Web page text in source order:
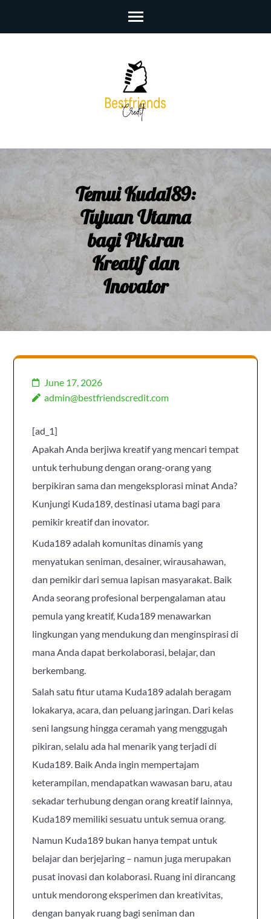
Temui Kuda189:
Tujuan Utama
bagi Pikiran
Kreatif dan
Inovator
June 17, 2026
admin@bestfriendscredit.com
[ad_1]
Apakah Anda berjiwa kreatif yang mencari tempat
untuk terhubung dengan orang-orang yang
berpikiran sama dan mengeksplorasi minat Anda?
Kunjungi Kuda189, destinasi utama bagi para
pemikir kreatif dan inovator.
Kuda189 adalah komunitas dinamis yang
menyatukan seniman, desainer, wirausahawan,
dan pemikir dari semua lapisan masyarakat. Baik
Anda seorang profesional berpengalaman atau
pemula yang kreatif, Kuda189 menawarkan
lingkungan yang mendukung dan menginspirasi di
mana Anda dapat berkolaborasi, belajar, dan
berkembang.
Salah satu fitur utama Kuda189 adalah beragam
lokakarya, acara, dan peluang jaringan. Dari kelas
seni langsung hingga ceramah yang menggugah
pikiran, selalu ada hal menarik yang terjadi di
Kuda189. Baik Anda ingin mempertajam
keterampilan, mendapatkan wawasan baru, atau
sekadar terhubung dengan orang kreatif lainnya,
Kuda189 memiliki sesuatu untuk semua orang.
Namun Kuda189 bukan hanya tempat untuk
belajar dan berjejaring – namun juga merupakan
pusat inovasi dan kolaborasi. Ruang ini dirancang
untuk mendorong eksperimen dan kreativitas,
dengan banyak ruang bagi seniman dan